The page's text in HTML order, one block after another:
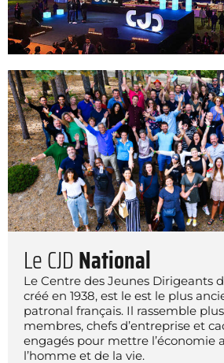
Le CJDNational
Le Centre des Jeunes Dirigeants
créé en 1938, est le est le plus
patronal français. Il rassemble
membres, chefs d’entreprise et
engagés pour mettre l’économie
l’homme et de la vie.